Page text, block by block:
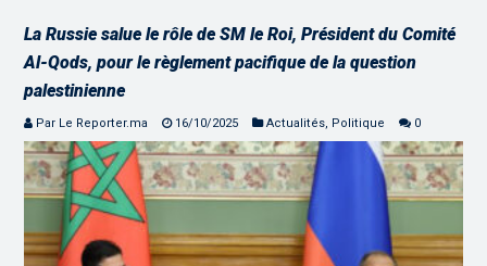
La Russie salue le rôle de SM le Roi, Président du Comité
Al-Qods, pour le règlement pacifique de la question
palestinienne
Par Le Reporter.ma 16/10/2025 Actualités Politique 0